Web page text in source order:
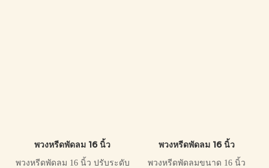
พวงหรีดพัดลม 16 นิ้ว
พวงหรีดพัดลม 16 นิ้ว ปรับระดับ
พวงหรีดพัดลม 16 นิ้ว
พวงหรีดพัดลมขนาด 16 นิ้ว